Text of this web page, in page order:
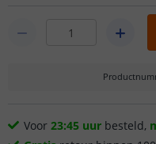
Voor 23:45 uur besteld,